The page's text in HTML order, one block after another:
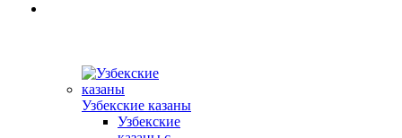
Узбекские казаны
Узбекские